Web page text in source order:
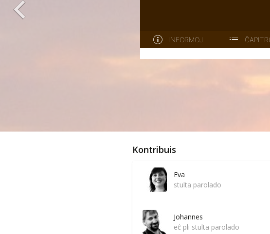
Kontribuis
Eva
stulta parolado
Johannes
eĉ pli stulta parolado